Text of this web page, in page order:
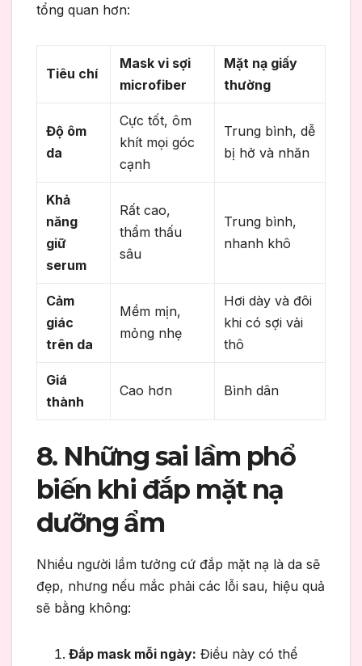
tổng quan hơn:
Tiêu chí
Mask vi sợi
microfiber
Mặt nạ giấy
thường
Độ ôm
da
Cực tốt, ôm
khít mọi góc
cạnh
Trung bình, dễ
bị hở và nhăn
Khả
năng
giữ
serum
Rất cao,
thẩm thấu
sâu
Trung bình,
nhanh khô
Cảm
giác
trên da
Mềm mịn,
mỏng nhẹ
Hơi dày và đôi
khi có sợi vải
thô
Giá
thành
Cao hơn Bình dân
8. Những sai lầm phổ
biến khi đắp mặt nạ
dưỡng ẩm
Nhiều người lầm tưởng cứ đắp mặt nạ là da sẽ
đẹp, nhưng nếu mắc phải các lỗi sau, hiệu quả
sẽ bằng không:
Đắp mask mỗi ngày: Điều này có thể